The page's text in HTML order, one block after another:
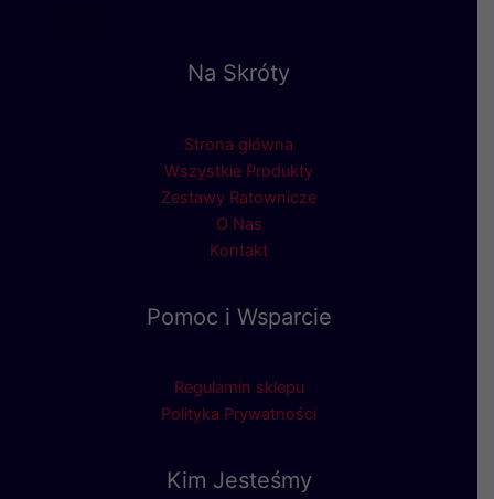
Na Skróty
Strona główna
Wszystkie Produkty
Zestawy Ratownicze
O Nas
Kontakt
Pomoc i Wsparcie
Regulamin sklepu
Polityka Prywatności
Kim Jesteśmy